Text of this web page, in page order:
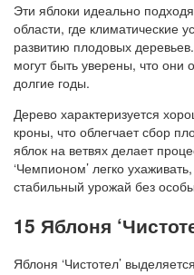
Эти яблоки идеально
области, где климатические
развитию плодовых
могут быть уверены, что они
долгие годы.
Дерево характеризуется
кроны, что облегчает сбор
яблок на ветвях делает
‘Чемпионом’ легко
стабильный урожай без
15 Яблоня
Яблоня ‘Чистотел’